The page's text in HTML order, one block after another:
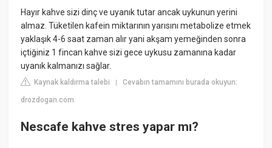
Hayır kahve sizi dinç ve uyanık tutar ancak uykunun yerini
almaz. Tüketilen kafein miktarının yarısını metabolize etmek
yaklaşık 4-6 saat zaman alır yani akşam yemeğinden sonra
içtiğiniz 1 fincan kahve sizi gece uykusu zamanına kadar
uyanık kalmanızı sağlar.
Kaynak kaldırma talebi |Cevabın tamamını burada okuyun:
drozdogan.com
Nescafe kahve stres yapar mı?